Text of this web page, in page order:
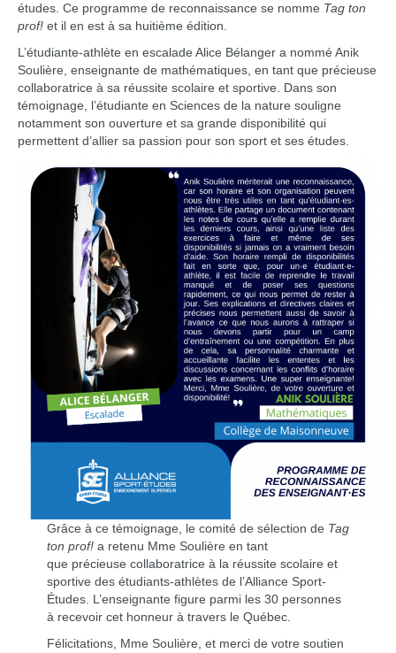
études. Ce programme de reconnaissance se nomme Tag ton
prof! et il en est à sa huitième édition.
L’étudiante-athlète en escalade Alice Bélanger a nommé Anik
Soulière, enseignante de mathématiques, en tant que précieuse
collaboratrice à sa réussite scolaire et sportive. Dans son
témoignage, l’étudiante en Sciences de la nature souligne
notamment son ouverture et sa grande disponibilité qui
permettent d’allier sa passion pour son sport et ses études.
Grâce à ce témoignage, le comité de sélection de Tag
ton prof!a retenu Mme Soulière en tant
que précieuse collaboratrice à la réussite scolaire et
sportive des étudiants-athlètes de l’Alliance Sport-
Études. L’enseignante figure parmi les 30 personnes
à recevoir cet honneur à travers le Québec.
Félicitations, Mme Soulière, et merci de votre soutien